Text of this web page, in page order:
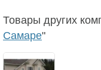
Товары других
Самаре"